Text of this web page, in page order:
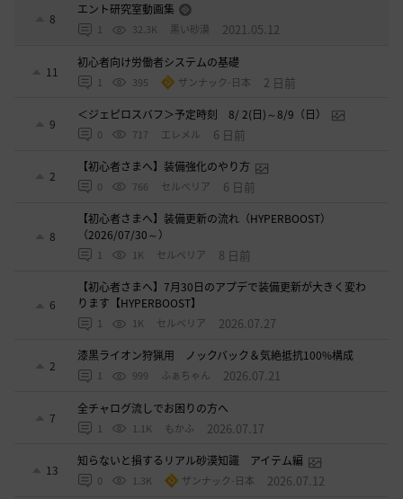
8
エント研究室動画集
1 32.3K 黒い砂漠 2021.05.12
11
初心者向け労働者システムの基礎
1 395 ザンナック-日本 2 日前
9
＜ジェピロスバフ＞予定時刻 8/ 2(日)～8/9（日）
0 717 エレメル 6 日前
2
【初心者さまへ】装備強化のやり方
0 766 セルベリア 6 日前
8
【初心者さまへ】装備更新の流れ（HYPERBOOST）
（2026/07/30～）
1 1K セルベリア 8 日前
6
【初心者さまへ】7月30日のアプデで装備更新が大きく変わ
ります【HYPERBOOST】
1 1K セルベリア 2026.07.27
2
漆黒ライオン狩猟用 ノックバック＆気絶抵抗100%構成
1 999 ふぁちゃん 2026.07.21
7
全チャログ流しでお困りの方へ
1 1.1K もかふ 2026.07.17
13
知らないと損するリアル砂漠知識 アイテム編
0 1.3K ザンナック-日本 2026.07.12